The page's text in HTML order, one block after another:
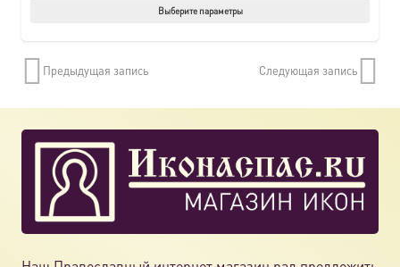
Выберите параметры
можно
Предыдущая запись Следующая запись